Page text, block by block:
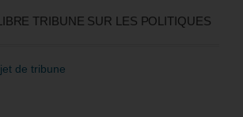
TRIBUNE SUR LES POLITIQUES
de tribune